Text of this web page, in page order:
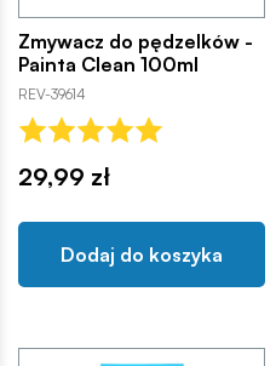
Zmywacz do pędzelków -
Painta Clean 100ml
REV-39614
29,99 zł
Dodaj do koszyka